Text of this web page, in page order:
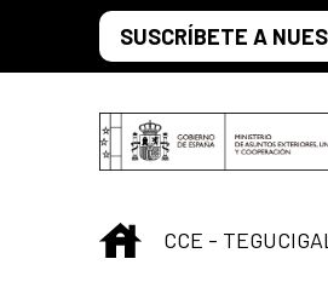
Saut au contenu principal
SUSCRÍBETE A
INICIO
CCE -